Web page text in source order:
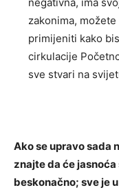
zakonima,
primijeniti kako
cirkulacije
sve stvari na
Ako se upravo sada
znajte da će
beskonačno; sve je